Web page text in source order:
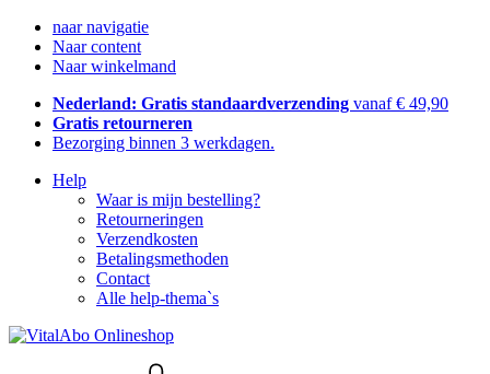
naar navigatie
Naar content
Naar winkelmand
Nederland: Gratis standaardverzending vanaf € 49,90
Gratis retourneren
Bezorging binnen 3 werkdagen.
Help
Waar is mijn bestelling?
Retourneringen
Verzendkosten
Betalingsmethoden
Contact
Alle help-thema`s